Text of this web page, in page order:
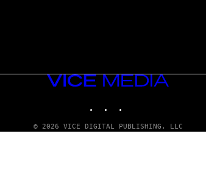
VICE
MEDIA
© 2026 VICE DIGITAL PUBLISHING, LLC